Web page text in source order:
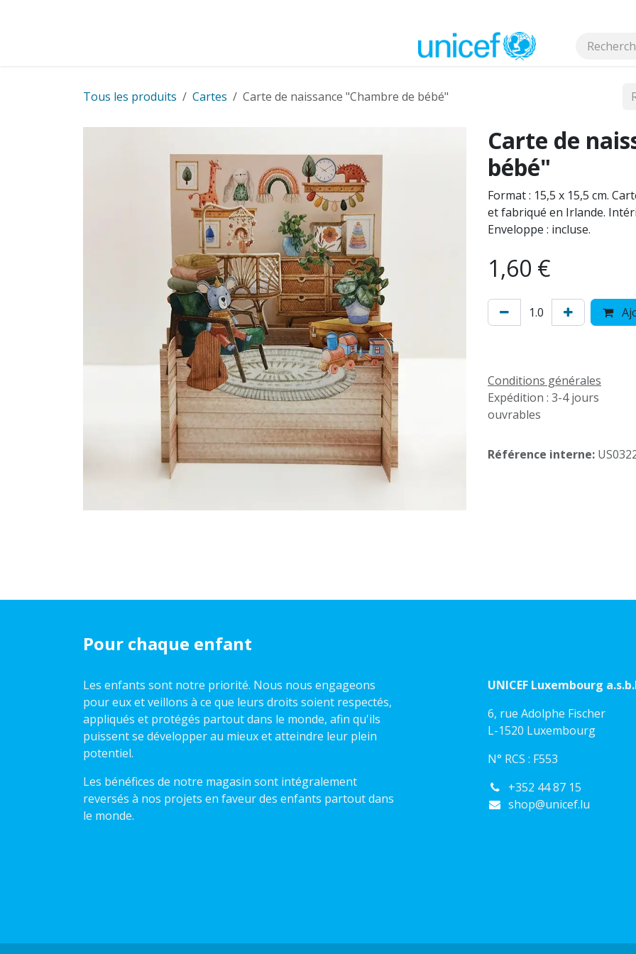
Tous les produits Cartes Carte de naissance "Chambre de bébé"
Carte de
bébé"
Format : 15,5 x 15,5 cm.
et fabriqué en Irlande.
Enveloppe : incluse.
1,60 €
Conditions générales
Expédition : 3-4 jours
ouvrables
Référence interne:
Pour chaque enfant
Les enfants sont notre priorité. Nous nous engageons
pour eux et veillons à ce que leurs droits soient respectés,
appliqués et protégés partout dans le monde, afin qu'ils
puissent se développer au mieux et atteindre leur plein
potentiel.
Les bénéfices de notre magasin sont intégralement
reversés à nos projets en faveur des enfants partout dans
le monde.
UNICEF Luxembourg
6, rue Adolphe Fischer
L-1520 Luxembourg
N° RCS : F553
+352 44 87 15
shop@unicef.lu